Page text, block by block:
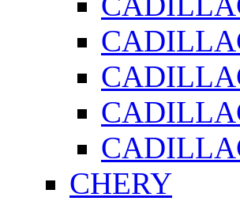
CHERY